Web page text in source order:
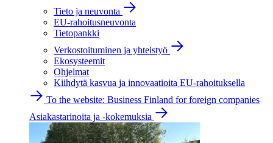
Tieto ja neuvonta
EU-rahoitusneuvonta
Tietopankki
Verkostoituminen ja yhteistyö
Ekosysteemit
Ohjelmat
Kiihdytä kasvua ja innovaatioita EU-rahoituksella
To the website: Business Finland for foreign companies
Asiakastarinoita ja -kokemuksia